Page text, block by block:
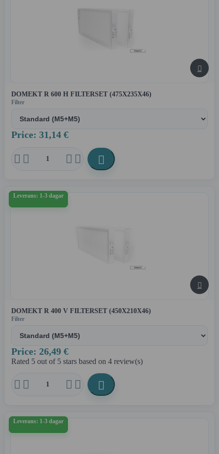

DOMEKT R 600 H FILTERSET (475X235X46)
Filter
Price: 31,14 €
    
Leverans: 1-3 dagar

DOMEKT R 400 V FILTERSET (450X210X46)
Filter
Price: 26,49 €
Rated 5 out of 5 stars based on 4 review(s)
    
Leverans: 1-3 dagar